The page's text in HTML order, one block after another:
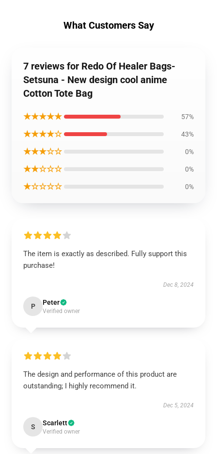
What Customers Say
7 reviews for Redo Of Healer Bags-
Setsuna - New design cool anime
Cotton Tote Bag
★★★★★ 57%
★★★★☆ 43%
★★★☆☆ 0%
★★☆☆☆ 0%
★☆☆☆☆ 0%
The item is exactly as described. Fully support this
purchase!
Dec 8, 2024
P Peter
Verified owner
The design and performance of this product are
outstanding; I highly recommend it.
Dec 5, 2024
S Scarlett
Verified owner